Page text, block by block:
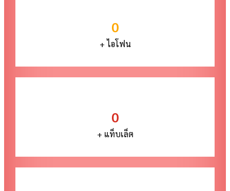
0
+ ไอโฟน
0
+ แท็บเล็ต